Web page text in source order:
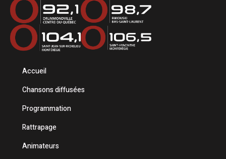
Accueil
Chansons diffusées
Programmation
Rattrapage
Animateurs